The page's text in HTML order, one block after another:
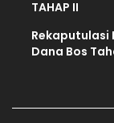
TAHAP II
Rekaputulasi
Dana Bos